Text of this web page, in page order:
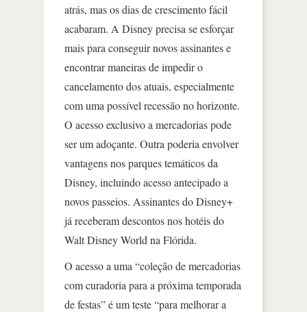
atrás, mas os dias de crescimento fácil
acabaram. A Disney precisa se esforçar
mais para conseguir novos assinantes e
encontrar maneiras de impedir o
cancelamento dos atuais, especialmente
com uma possível recessão no horizonte.
O acesso exclusivo a mercadorias pode
ser um adoçante. Outra poderia envolver
vantagens nos parques temáticos da
Disney, incluindo acesso antecipado a
novos passeios. Assinantes do Disney+
já receberam descontos nos hotéis do
Walt Disney World na Flórida.
O acesso a uma “coleção de mercadorias
com curadoria para a próxima temporada
de festas” é um teste “para melhorar a